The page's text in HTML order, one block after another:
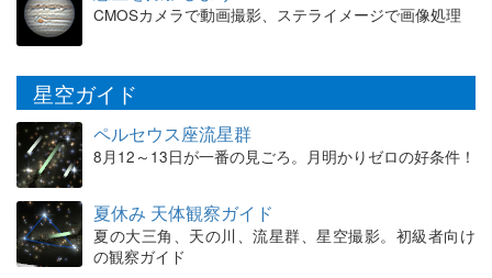
CMOSカメラで動画撮影、ステライメージで画像処理
星空ガイド
ペルセウス座流星群
8月12～13日が一番の見ごろ。月明かりゼロの好条件！
夏休み 天体観察ガイド
夏の大三角、天の川、流星群、星空撮影。初級者向け
の観察ガイド